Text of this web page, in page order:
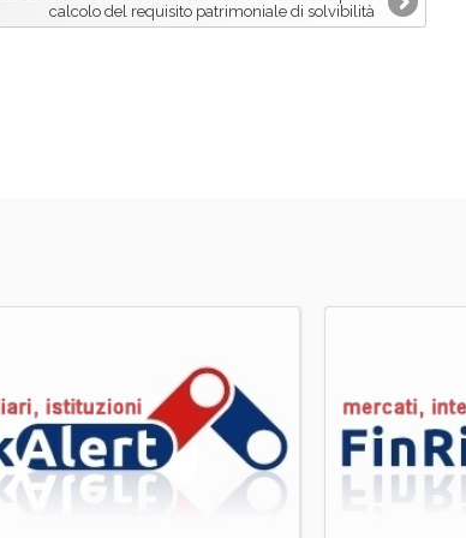
calcolo del requisito patrimoniale di solvibilità